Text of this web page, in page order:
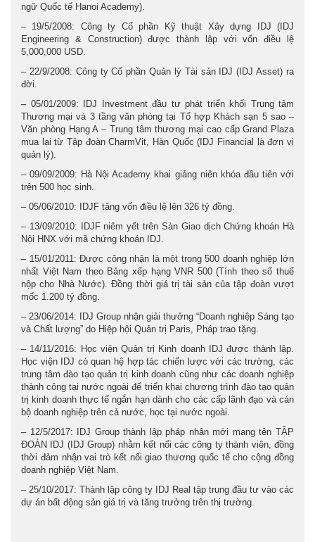
ngữ Quốc tế Hanoi Academy).
– 19/5/2008: Công ty Cổ phần Kỹ thuật Xây dựng IDJ (IDJ
Engineering & Construction) được thành lập với vốn điều lệ
5,000,000 USD.
– 22/9/2008: Công ty Cổ phần Quản lý Tài sản IDJ (IDJ Asset) ra
đời.
– 05/01/2009: IDJ Investment đầu tư phát triển khối Trung tâm
Thương mại và 3 tầng văn phòng tại Tổ hợp Khách sạn 5 sao –
Văn phòng Hạng A – Trung tâm thương mại cao cấp Grand Plaza
mua lại từ Tập đoàn CharmVit, Hàn Quốc (IDJ Financial là đơn vị
quản lý).
– 09/09/2009: Hà Nội Academy khai giảng niên khóa đầu tiên với
trên 500 học sinh.
– 05/06/2010: IDJF tăng vốn điều lệ lên 326 tỷ đồng.
– 13/09/2010: IDJF niêm yết trên Sàn Giao dịch Chứng khoán Hà
Nội HNX với mã chứng khoán IDJ.
– 15/01/2011: Được công nhận là một trong 500 doanh nghiệp lớn
nhất Việt Nam theo Bảng xếp hạng VNR 500 (Tính theo số thuế
nộp cho Nhà Nước). Đồng thời giá trị tài sản của tập đoàn vượt
mốc 1.200 tỷ đồng.
– 23/06/2014: IDJ Group nhận giải thưởng “Doanh nghiệp Sáng tạo
và Chất lượng” do Hiệp hội Quản trị Paris, Pháp trao tặng.
– 14/11/2016: Học viện Quản trị Kinh doanh IDJ được thành lập.
Học viện IDJ có quan hệ hợp tác chiến lược với các trường, các
trung tâm đào tạo quản trị kinh doanh cũng như các doanh nghiệp
thành công tại nước ngoài để triển khai chương trình đào tạo quản
trị kinh doanh thực tế ngắn hạn dành cho các cấp lãnh đạo và cán
bộ doanh nghiệp trên cả nước, học tại nước ngoài.
– 12/5/2017: IDJ Group thành lập pháp nhân mới mang tên TẬP
ĐOÀN IDJ (IDJ Group) nhằm kết nối các công ty thành viên, đồng
thời đảm nhận vai trò kết nối giao thương quốc tế cho cộng đồng
doanh nghiệp Việt Nam.
– 25/10/2017: Thành lập công ty IDJ Real tập trung đầu tư vào các
dự án bất động sản giá trị và tăng trưởng trên thị trường.